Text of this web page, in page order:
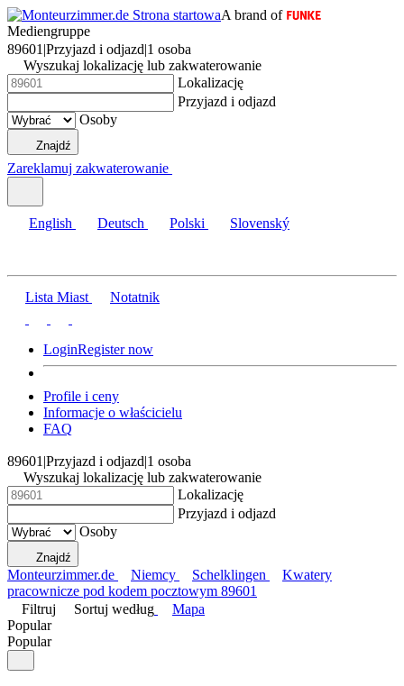
A brand of
Mediengruppe
89601 |Przyjazd i odjazd|1 osoba
Wyszukaj lokalizację lub zakwaterowanie
Lokalizację
Przyjazd i odjazd
Osoby
Znajdź
Zareklamuj zakwaterowanie
English Deutsch Polski Slovenský
Lista Miast Notatnik
LoginRegister now
Profile i ceny
Informacje o właścicielu
FAQ
89601 |Przyjazd i odjazd|1 osoba
Wyszukaj lokalizację lub zakwaterowanie
Lokalizację
Przyjazd i odjazd
Osoby
Znajdź
Monteurzimmer.de Niemcy Schelklingen
Kwatery
pracownicze pod kodem pocztowym 89601
Filtruj
Sortuj według
Mapa
Popular
Popular